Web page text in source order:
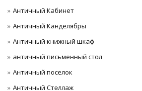
Античный Кабинет
Античный Канделябры
Античный книжный шкаф
античный письменный стол
Античный поселок
Античный Стеллаж